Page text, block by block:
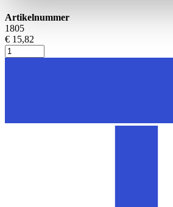
Artikelnummer
1805
€ 15,82